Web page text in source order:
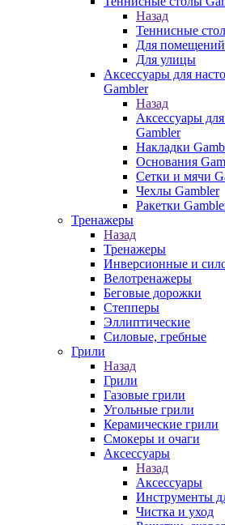
Назад
Теннисные
Для помещений
Для улицы
Аксессуары для
Gambler
Назад
Аксессуары
Gambler
Накладки
Основания
Сетки и мячи
Чехлы Gambler
Ракетки
Тренажеры
Назад
Тренажеры
Инверсионные и
Велотренажеры
Беговые дорожки
Степперы
Эллиптические
Силовые, гребные
Грили
Назад
Грили
Газовые грили
Угольные грили
Керамические грили
Смокеры и очаги
Аксессуары
Назад
Аксессуары
Инструменты
Чистка и уход